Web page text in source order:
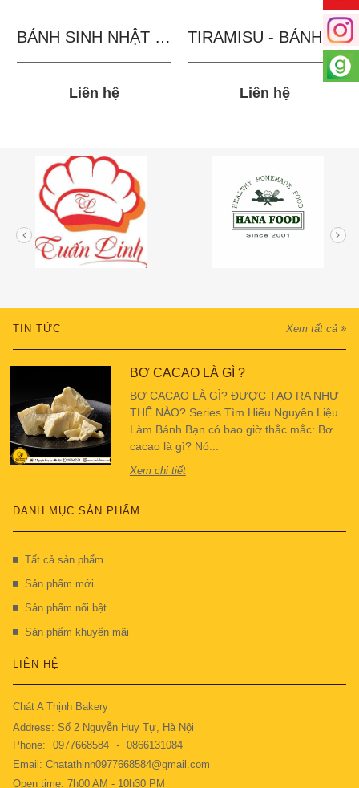
BÁNH SINH NHẬT IN...
Liên hệ
TIRAMISU - BÁNH TẶNG...
Liên hệ
TIN TỨC Xem tất cả
BƠ CACAO LÀ GÌ ?
BƠ CACAO LÀ GÌ? ĐƯỢC TẠO RA NHƯ
THẾ NÀO? Series Tìm Hiểu Nguyên Liệu
Làm Bánh Bạn có bao giờ thắc mắc: Bơ
cacao là gì? Nó...
Xem chi tiết
DANH MỤC SẢN PHẨM
Tất cả sản phẩm
Sản phẩm mới
Sản phẩm nổi bật
Sản phẩm khuyến mãi
LIÊN HỆ
Chát A Thịnh Bakery
Address: Số 2 Nguyễn Huy Tự, Hà Nội
Phone:
0977668584 -
0866131084
Email: Chatathinh0977668584@gmail.com
Open time: 7h00 AM - 10h30 PM